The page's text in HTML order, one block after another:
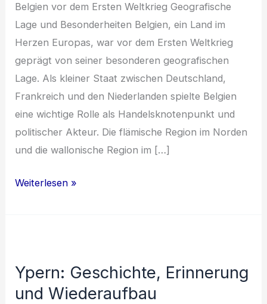
Belgien vor dem Ersten Weltkrieg Geografische
Lage und Besonderheiten Belgien, ein Land im
Herzen Europas, war vor dem Ersten Weltkrieg
geprägt von seiner besonderen geografischen
Lage. Als kleiner Staat zwischen Deutschland,
Frankreich und den Niederlanden spielte Belgien
eine wichtige Rolle als Handelsknotenpunkt und
politischer Akteur. Die flämische Region im Norden
und die wallonische Region im […]
Belgien
Ersten
Weltkrieg:
Weiterlesen »
Ypern: Geschichte, Erinnerung
und Wiederaufbau